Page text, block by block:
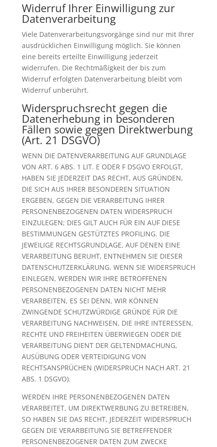
Widerruf Ihrer Einwilligung zur
Datenverarbeitung
Viele Datenverarbeitungsvorgänge sind nur mit Ihrer
ausdrücklichen Einwilligung möglich. Sie können
eine bereits erteilte Einwilligung jederzeit
widerrufen. Die Rechtmäßigkeit der bis zum
Widerruf erfolgten Datenverarbeitung bleibt vom
Widerruf unberührt.
Widerspruchsrecht gegen die
Datenerhebung in besonderen
Fällen sowie gegen Direktwerbung
(Art. 21 DSGVO)
WENN DIE DATENVERARBEITUNG AUF GRUNDLAGE
VON ART. 6 ABS. 1 LIT. E ODER F DSGVO ERFOLGT,
HABEN SIE JEDERZEIT DAS RECHT, AUS GRÜNDEN,
DIE SICH AUS IHRER BESONDEREN SITUATION
ERGEBEN, GEGEN DIE VERARBEITUNG IHRER
PERSONENBEZOGENEN DATEN WIDERSPRUCH
EINZULEGEN; DIES GILT AUCH FÜR EIN AUF DIESE
BESTIMMUNGEN GESTÜTZTES PROFILING. DIE
JEWEILIGE RECHTSGRUNDLAGE, AUF DENEN EINE
VERARBEITUNG BERUHT, ENTNEHMEN SIE DIESER
DATENSCHUTZERKLÄRUNG. WENN SIE WIDERSPRUCH
EINLEGEN, WERDEN WIR IHRE BETROFFENEN
PERSONENBEZOGENEN DATEN NICHT MEHR
VERARBEITEN, ES SEI DENN, WIR KÖNNEN
ZWINGENDE SCHUTZWÜRDIGE GRÜNDE FÜR DIE
VERARBEITUNG NACHWEISEN, DIE IHRE INTERESSEN,
RECHTE UND FREIHEITEN ÜBERWIEGEN ODER DIE
VERARBEITUNG DIENT DER GELTENDMACHUNG,
AUSÜBUNG ODER VERTEIDIGUNG VON
RECHTSANSPRÜCHEN (WIDERSPRUCH NACH ART. 21
ABS. 1 DSGVO).
WERDEN IHRE PERSONENBEZOGENEN DATEN
VERARBEITET, UM DIREKTWERBUNG ZU BETREIBEN,
SO HABEN SIE DAS RECHT, JEDERZEIT WIDERSPRUCH
GEGEN DIE VERARBEITUNG SIE BETREFFENDER
PERSONENBEZOGENER DATEN ZUM ZWECKE